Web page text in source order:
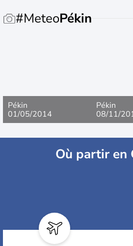
#MeteoPékin
Pékin
01/05/2014
Pékin
08/11/
Où partir en